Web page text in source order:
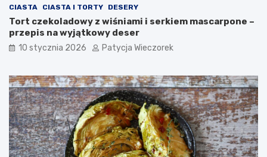
CIASTA CIASTA I TORTY DESERY
Tort czekoladowy z wiśniami i serkiem mascarpone –
przepis na wyjątkowy deser
10 stycznia 2026 Patycja Wieczorek